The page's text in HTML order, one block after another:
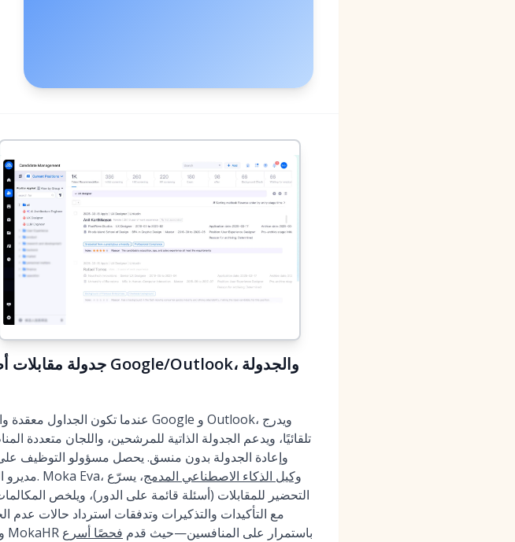
وإعادة الجدولة بدون منسق. يحصل مسؤولو التوظيف
مديرو التوظيف تنبيهات في الوقت المناسب ترفع معدلات تقديم الملاحظات. Moka Eva،
وكيل الذكاء الاصطناعي المدمج، يسرّع
التحضير للمقابلات (أسئلة قائمة على الدور)، ويلخص
والعمليات وذروات التوظيف في الجامعات. في المعايير الأخيرة، تفوق MokaHR باستمرار على المنافسين—حيث قدم فحصًا أسرع